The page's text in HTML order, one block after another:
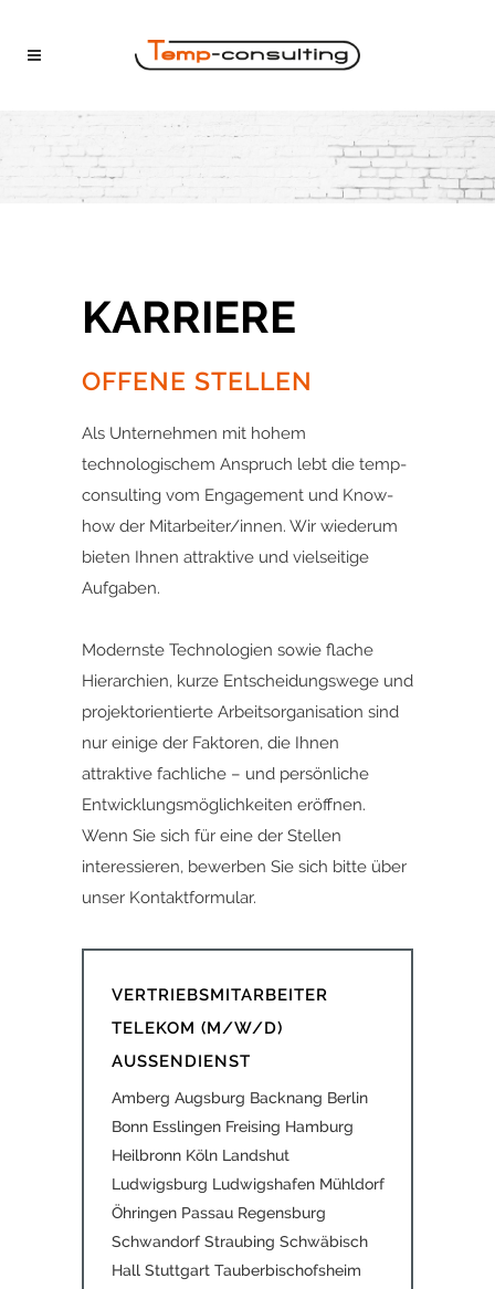
KARRIERE
OFFENE STELLEN
Als Unternehmen mit hohem
technologischem Anspruch lebt die temp-
consulting vom Engagement und Know-
how der Mitarbeiter/innen. Wir wiederum
bieten Ihnen attraktive und vielseitige
Aufgaben.
Modernste Technologien sowie flache
Hierarchien, kurze Entscheidungswege und
projektorientierte Arbeitsorganisation sind
nur einige der Faktoren, die Ihnen
attraktive fachliche – und persönliche
Entwicklungsmöglichkeiten eröffnen.
Wenn Sie sich für eine der Stellen
interessieren, bewerben Sie sich bitte über
unser Kontaktformular.
VERTRIEBSMITARBEITER
TELEKOM (M/W/D)
AUSSENDIENST
Amberg Augsburg Backnang Berlin
Bonn Esslingen Freising Hamburg
Heilbronn Köln Landshut
Ludwigsburg Ludwigshafen Mühldorf
Öhringen Passau Regensburg
Schwandorf Straubing Schwäbisch
Hall Stuttgart Tauberbischofsheim